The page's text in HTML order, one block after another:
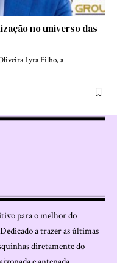
no universo das
Lyra Filho, a
para o melhor do
a trazer as últimas
diretamente do